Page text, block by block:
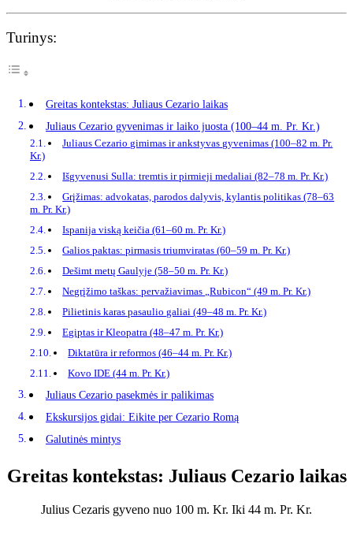
Turinys:
Greitas kontekstas: Juliaus Cezario laikas
Juliaus Cezario gyvenimas ir laiko juosta (100–44 m. Pr. Kr.)
Juliaus Cezario gimimas ir ankstyvas gyvenimas (100–82 m. Pr.
Kr.)
Išgyvenusi Sulla: tremtis ir pirmieji medaliai (82–78 m. Pr. Kr.)
Grįžimas: advokatas, parodos dalyvis, kylantis politikas (78–63
m. Pr. Kr.)
Ispanija viską keičia (61–60 m. Pr. Kr.)
Galios paktas: pirmasis triumviratas (60–59 m. Pr. Kr.)
Dešimt metų Gaulyje (58–50 m. Pr. Kr.)
Negrįžimo taškas: pervažiavimas „Rubicon“ (49 m. Pr. Kr.)
Pilietinis karas pasaulio galiai (49–48 m. Pr. Kr.)
Egiptas ir Kleopatra (48–47 m. Pr. Kr.)
Diktatūra ir reformos (46–44 m. Pr. Kr.)
Kovo IDE (44 m. Pr. Kr.)
Juliaus Cezario pasekmės ir palikimas
Ekskursijos gidai: Eikite per Cezario Romą
Galutinės mintys
Greitas kontekstas: Juliaus Cezario laikas
Julius Cezaris gyveno nuo 100 m. Kr. Iki 44 m. Pr. Kr.